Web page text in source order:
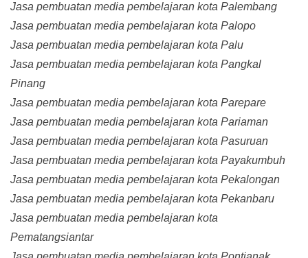
Jasa pembuatan media pembelajaran kota Palembang
Jasa pembuatan media pembelajaran kota Palopo
Jasa pembuatan media pembelajaran kota Palu
Jasa pembuatan media pembelajaran kota Pangkal
Pinang
Jasa pembuatan media pembelajaran kota Parepare
Jasa pembuatan media pembelajaran kota Pariaman
Jasa pembuatan media pembelajaran kota Pasuruan
Jasa pembuatan media pembelajaran kota Payakumbuh
Jasa pembuatan media pembelajaran kota Pekalongan
Jasa pembuatan media pembelajaran kota Pekanbaru
Jasa pembuatan media pembelajaran kota
Pematangsiantar